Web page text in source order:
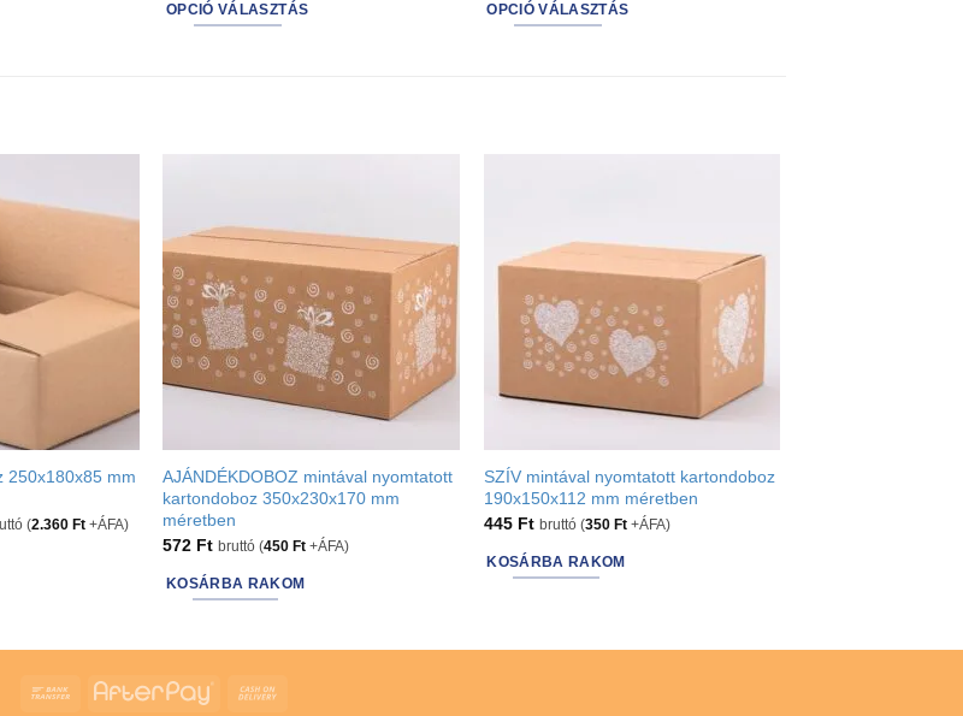
OPCIÓ VÁLASZTÁS
chosen
the
product
page
OPCIÓ VÁLASZTÁS
on
product
250x180x85 mm
Ft.
(2.360 Ft +ÁFA)
AJÁNDÉKDOBOZ mintával nyomtatott
kartondoboz 350x230x170 mm
méretben
572 Ft bruttó (450 Ft +ÁFA)
KOSÁRBA RAKOM
SZÍV mintával nyomtatott kartondoboz
190x150x112 mm méretben
445 Ft bruttó (350 Ft+ÁFA)
KOSÁRBA RAKOM
Bank
AfterPay